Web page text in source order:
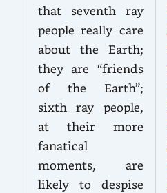
that seventh ray
people really care
about the Earth;
they are “friends
of the Earth”;
sixth ray people,
at their more
fanatical
moments, are
likely to despise